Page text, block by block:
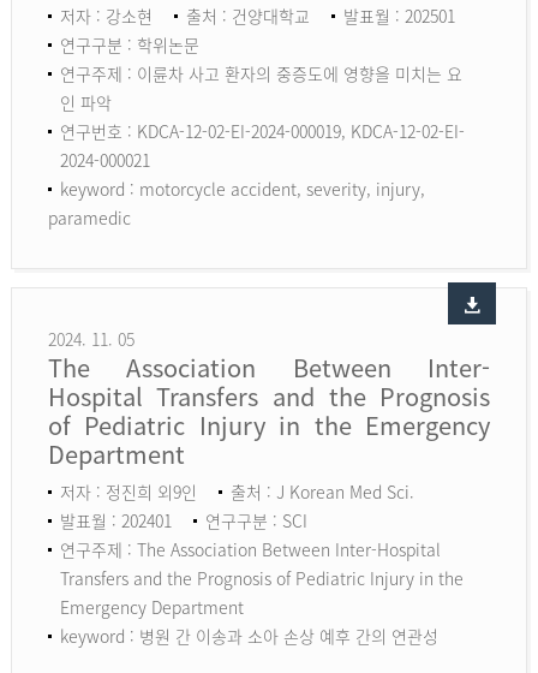
저자 : 강소현 출처 : 건양대학교
발표월 : 202501
연구구분 : 학위논문
연구주제 : 이륜차 사고 환자의 중증도에 영향을 미치는 요
인 파악
연구번호 : KDCA-12-02-EI-2024-000019, KDCA-12-02-EI-
2024-000021
keyword : motorcycle accident, severity, injury,
paramedic
2024. 11. 05
The Association Between Inter-
Hospital Transfers and the Prognosis
of Pediatric Injury in the Emergency
Department
저자 : 정진희 외9인
출처 : J Korean Med Sci.
발표월 : 202401
연구구분 : SCI
연구주제 : The Association Between Inter-Hospital
Transfers and the Prognosis of Pediatric Injury in the
Emergency Department
keyword : 병원 간 이송과 소아 손상 예후 간의 연관성